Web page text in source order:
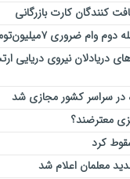
کنندگان کارت بازرگانی
۷میلیون‌تومانی بازنشستگان
دریادلان نیروی دریایی
در سراسر کشور مجازی شد
معترضند؟
کرد
معلمان اعلام شد